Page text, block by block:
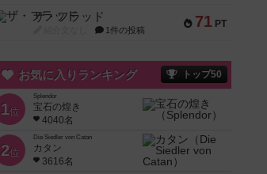
71 PT
ザ・フラッド
1件の投稿
お気に入りランキング トップ50
1位
Splendor
宝石の煌き
4040名
2位
Die Siedler von Catan
カタン
3616名